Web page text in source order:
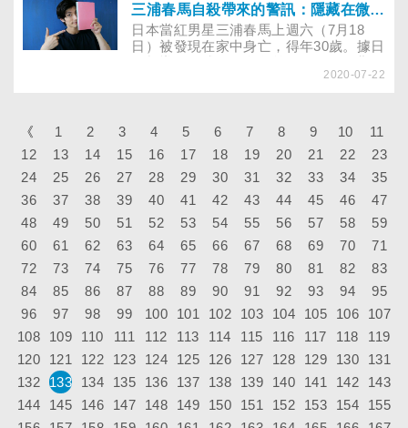
每天攝取兩個拳頭大的水果份量，不僅可
以幫助緩解腸道不適的症狀，也能改善負
面情緒，讓腸道順暢溜溜！
三浦春馬自殺帶來的警訊：隱藏在微笑背後的哀傷，你周圍有「假面憂鬱」的親友嗎？
日本當紅男星三浦春馬上週六（7月18
日）被發現在家中身亡，得年30歲。據日
不僅在事發前三天，曾在IG貼出新戲《錢
常到劇組拍攝，直到17日晚間才開始失
絲都難以接受。然而，像這種「看起來很
開朗，卻想不開」的憂鬱症患者並不在少
數，從去年底開始，歐美各國便在社群媒
體上發起「#faceofdepression」活動，
呼籲大家別忽略了身邊「假面憂鬱」（又
稱「微笑憂鬱」）的朋友！
2020-07-22
《 1 2 3 4 5 6 7 8 9 10
11
12
13 14 15 16 17 18 19 20 21 22
23
24
25 26 27 28 29 30 31 32 33 34
35
36
37 38 39 40 41 42 43 44 45 46
47
48
49 50 51 52 53 54 55 56 57 58
59
60
61 62 63 64 65 66 67 68 69 70
71
72
73 74 75 76 77 78 79 80 81 82
83
84
85 86 87 88 89 90 91 92 93 94
95
96
97 98 99 100 101 102 103 104 105 106
107
108
109 110 111 112 113 114 115 116 117 118
119
120
121 122 123 124 125 126 127 128 129 130
131
132 133 134 135 136 137 138 139 140 141 142
143
144
145 146 147 148 149 150 151 152 153 154
155